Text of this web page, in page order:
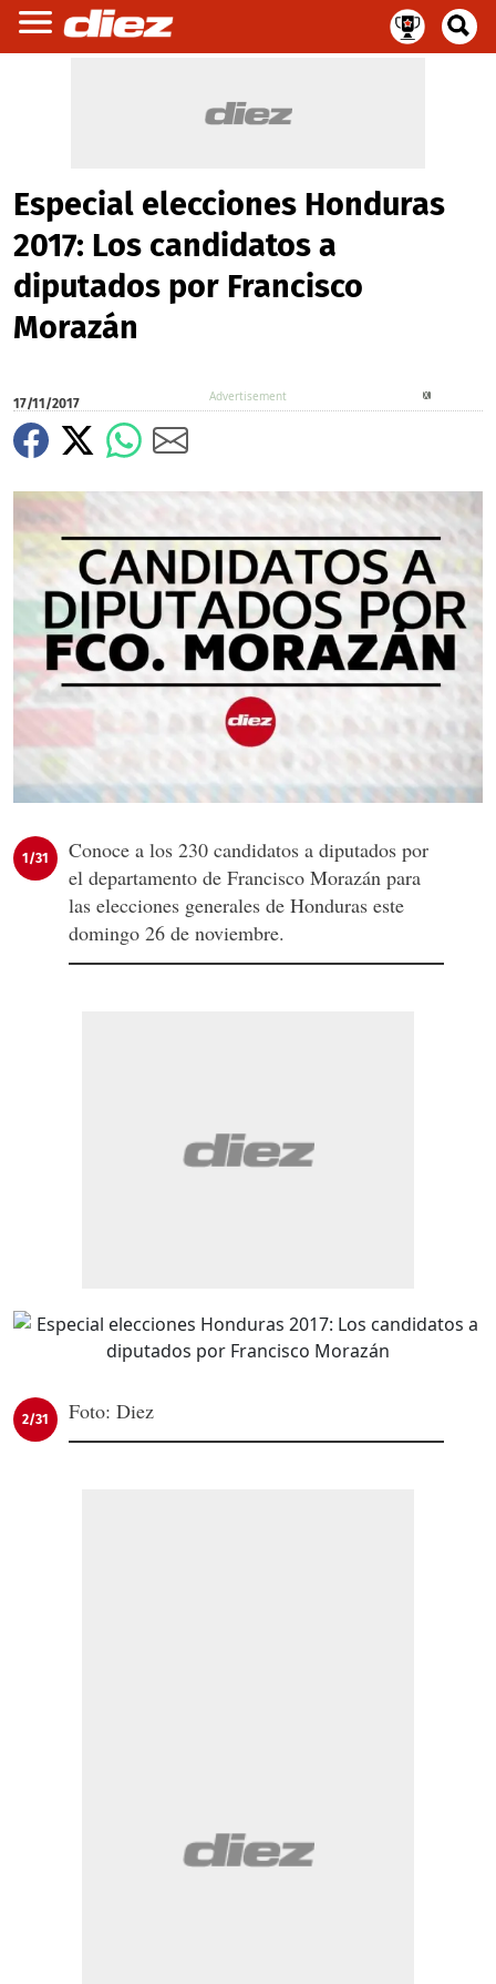
Especial elecciones Honduras
2017: Los candidatos a
diputados por Francisco
Morazán
17/11/2017
1/31
Conoce a los 230 candidatos a diputados por
el departamento de Francisco Morazán para
las elecciones generales de Honduras este
domingo 26 de noviembre.
2/31 Foto: Diez
X